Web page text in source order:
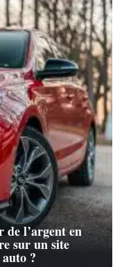
de l’argent en
sur un site
?